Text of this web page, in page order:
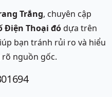
Trắng, chuyên cập
Điện Thoại đódựa trên
bạn tránh rủi ro và hiểu
nguồn gốc.